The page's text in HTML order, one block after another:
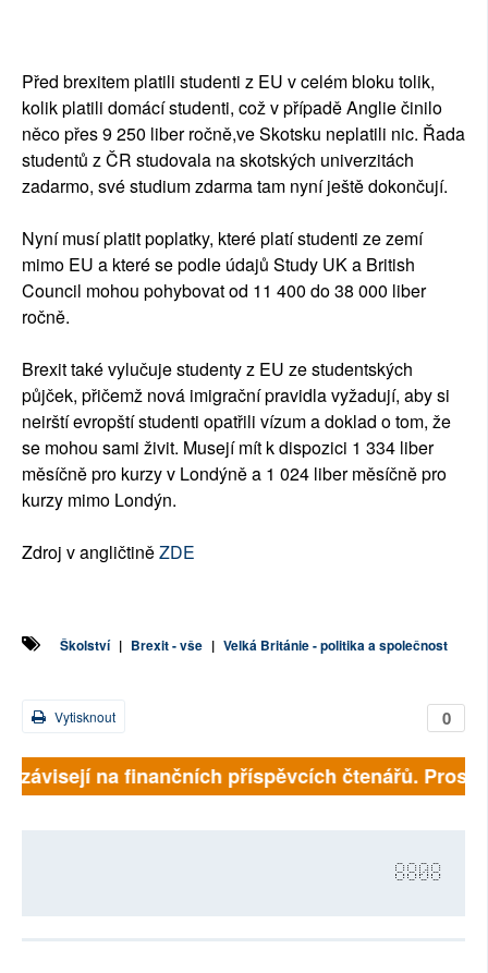
Před brexitem platili studenti z EU v celém bloku tolik,
kolik platili domácí studenti, což v případě Anglie činilo
něco přes 9 250 liber ročně,ve Skotsku neplatili nic. Řada
studentů z ČR studovala na skotských univerzitách
zadarmo, své studium zdarma tam nyní ještě dokončují.
Nyní musí platit poplatky, které platí studenti ze zemí
mimo EU a které se podle údajů Study UK a British
Council mohou pohybovat od 11 400 do 38 000 liber
ročně.
Brexit také vylučuje studenty z EU ze studentských
půjček, přičemž nová imigrační pravidla vyžadují, aby si
neirští evropští studenti opatřili vízum a doklad o tom, že
se mohou sami živit. Musejí mít k dispozici 1 334 liber
měsíčně pro kurzy v Londýně a 1 024 liber měsíčně pro
kurzy mimo Londýn.
Zdroj v angličtiněZDE
Školství | Brexit - vše | Velká Británie - politika a společnost
0
Vytisknout
na finančních příspěvcích čtenářů.
8808